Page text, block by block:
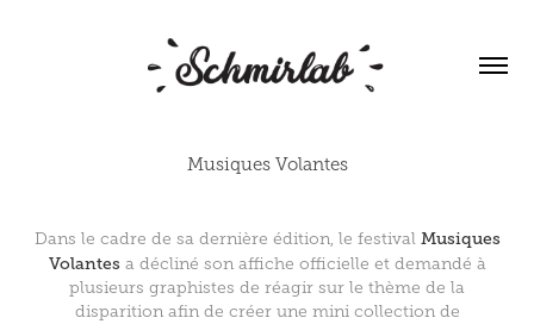
Musiques Volantes
Dans le cadre de sa dernière édition, le festival Musiques
Volantes a décliné son affiche officielle et demandé à
plusieurs graphistes de réagir sur le thème de la
disparition afin de créer une mini collection de